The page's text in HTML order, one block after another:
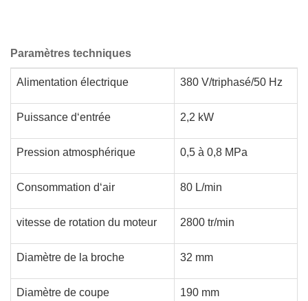
Paramètres techniques
Alimentation électrique 380 V/triphasé/50 Hz
Puissance d‘entrée 2,2 kW
Pression atmosphérique 0,5 à 0,8 MPa
Consommation d‘air 80 L/min
vitesse de rotation du moteur 2800 tr/min
Diamètre de la broche 32 mm
Diamètre de coupe 190 mm